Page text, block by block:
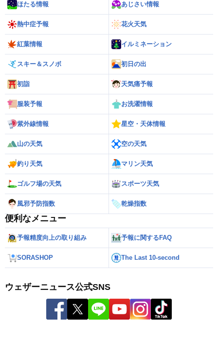
ほたる情報 あじさい情報
熱中症予報 花火天気
紅葉情報 イルミネーション
スキー＆スノボ 初日の出
初詣 天気痛予報
服装予報 お洗濯情報
紫外線情報 星空・天体情報
山の天気 空の天気
釣り天気 マリン天気
ゴルフ場の天気 スポーツ天気
風邪予防指数 乾燥指数
便利なメニュー
予報精度向上の取り組み 予報に関するFAQ
SORASHOP The Last 10-second
ウェザーニュース公式SNS